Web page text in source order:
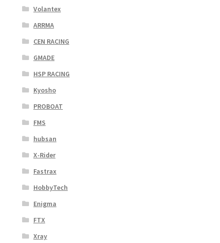
Volantex
ARRMA
CEN RACING
GMADE
HSP RACING
Kyosho
PROBOAT
FMS
hubsan
X-Rider
Fastrax
HobbyTech
Enigma
FTX
Xray